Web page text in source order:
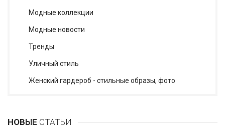
Модные коллекции
Модные новости
Тренды
Уличный стиль
Женский гардероб - стильные образы, фото
НОВЫЕ СТАТЬИ